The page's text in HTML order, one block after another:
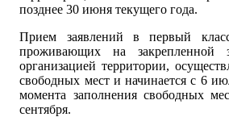
позднее 30 июня текущего года.
Прием заявлений в первый
проживающих на закрепленной
организацией территории,
свободных мест и начинается с 6
момента заполнения свободных
сентября.